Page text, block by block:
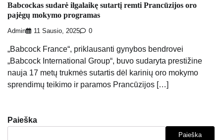
Babcockas sudarė ilgalaikę sutartį remti Prancūzijos oro
pajėgų mokymo programas
Admin 11 Sausio, 2025 0
„Babcock France“, priklausanti gynybos bendrovei
„Babcock International Group“, buvo sudaryta prestižine
nauja 17 metų trukmės sutartis dėl karinių oro mokymo
sprendimų teikimo ir paramos Prancūzijos […]
Paieška
Paieška